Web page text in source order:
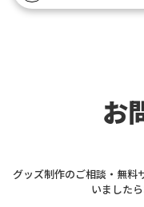
お
グッズ制作のご相談・無料
いました